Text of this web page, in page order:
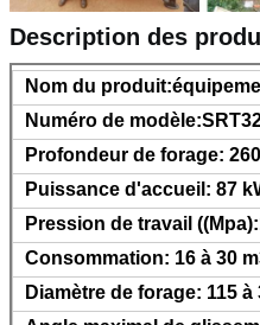
Description des
Nom du
Numéro de
Profondeur de forage:
Puissance d'accueil: 87
Pression de travail
Consommation: 16 à 30
Diamètre de forage: 115 à